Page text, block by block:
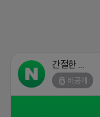
비공개